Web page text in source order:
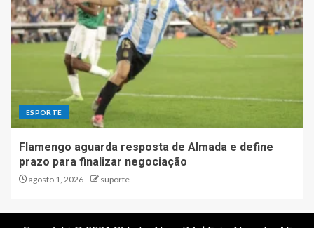
ESPORTE
Flamengo aguarda resposta de Almada e define
prazo para finalizar negociação
agosto 1, 2026 suporte